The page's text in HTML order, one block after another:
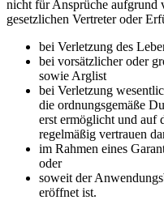
nicht für Ansprüche aufgrund
gesetzlichen Vertreter oder
bei Verletzung des
bei vorsätzlicher oder
sowie Arglist
bei Verletzung
die ordnungsgemäße
erst ermöglicht und auf
regelmäßig vertrauen
im Rahmen eines
oder
soweit der
eröffnet ist.